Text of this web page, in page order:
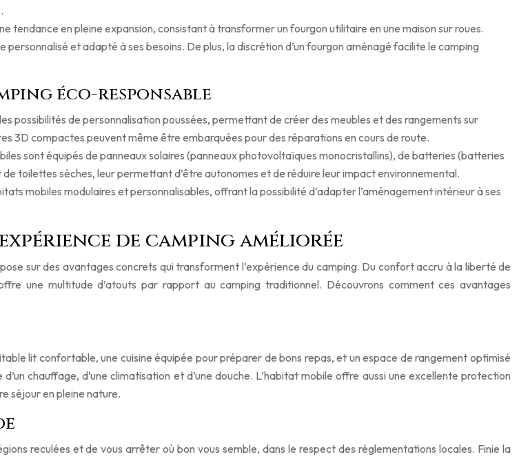
tendance en pleine expansion, consistant à transformer un fourgon utilitaire en une maison sur roues.
et adapté à ses besoins. De plus, la discrétion d’un fourgon aménagé facilite le camping
éco-responsable
possibilités de personnalisation poussées, permettant de créer des meubles et des rangements sur
3D compactes peuvent même être embarquées pour des réparations en cours de route.
sont équipés de panneaux solaires (panneaux photovoltaïques monocristallins), de batteries (batteries
toilettes sèches, leur permettant d’être autonomes et de réduire leur impact environnemental.
mobiles modulaires et personnalisables, offrant la possibilité d’adapter l’aménagement intérieur à ses
de camping améliorée
sur des avantages concrets qui transforment l’expérience du camping. Du confort accru à la liberté de
une multitude d’atouts par rapport au camping traditionnel. Découvrons comment ces avantages
lit confortable, une cuisine équipée pour préparer de bons repas, et un espace de rangement optimisé
chauffage, d’une climatisation et d’une douche. L’habitat mobile offre aussi une excellente protection
séjour en pleine nature.
reculées et de vous arrêter où bon vous semble, dans le respect des réglementations locales. Finie la